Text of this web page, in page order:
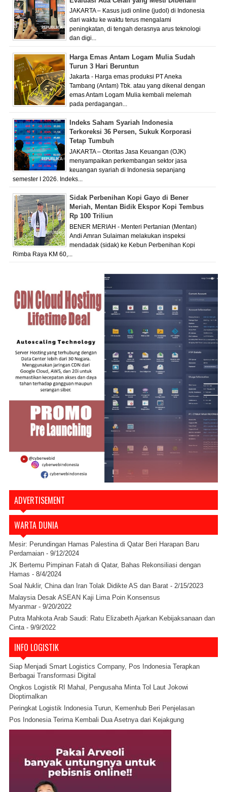
JAKARTA – Kasus judi online (judol) di Indonesia
dari waktu ke waktu terus mengalami
peningkatan, di tengah derasnya arus teknologi
dan digi...
Harga Emas Antam Logam Mulia Sudah
Turun 3 Hari Beruntun
Jakarta - Harga emas produksi PT Aneka
Tambang (Antam) Tbk. atau yang dikenal dengan
emas Antam Logam Mulia kembali melemah
pada perdagangan...
Indeks Saham Syariah Indonesia
Terkoreksi 36 Persen, Sukuk Korporasi
Tetap Tumbuh
JAKARTA – Otoritas Jasa Keuangan (OJK)
menyampaikan perkembangan sektor jasa
keuangan syariah di Indonesia sepanjang
semester I 2026. Indeks...
Sidak Perbenihan Kopi Gayo di Bener
Meriah, Mentan Bidik Ekspor Kopi Tembus
Rp 100 Triliun
BENER MERIAH - Menteri Pertanian (Mentan)
Andi Amran Sulaiman melakukan inspeksi
mendadak (sidak) ke Kebun Perbenihan Kopi
Rimba Raya KM 60,...
ADVERTISEMENT
WARTA DUNIA
Mesir: Perundingan Hamas Palestina di Qatar Beri Harapan Baru
Perdamaian - 9/12/2024
JK Bertemu Pimpinan Fatah di Qatar, Bahas Rekonsiliasi dengan
Hamas - 8/4/2024
Soal Nuklir, China dan Iran Tolak Didikte AS dan Barat - 2/15/2023
Malaysia Desak ASEAN Kaji Lima Poin Konsensus
Myanmar - 9/20/2022
Putra Mahkota Arab Saudi: Ratu Elizabeth Ajarkan Kebijaksanaan dan
Cinta - 9/9/2022
INFO LOGISTIK
Siap Menjadi Smart Logistics Company, Pos Indonesia Terapkan
Berbagai Transformasi Digital
Ongkos Logistik RI Mahal, Pengusaha Minta Tol Laut Jokowi
Dioptimalkan
Peringkat Logistik Indonesia Turun, Kemenhub Beri Penjelasan
Pos Indonesia Terima Kembali Dua Asetnya dari Kejakgung